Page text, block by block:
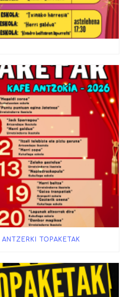
TOPAKETAK